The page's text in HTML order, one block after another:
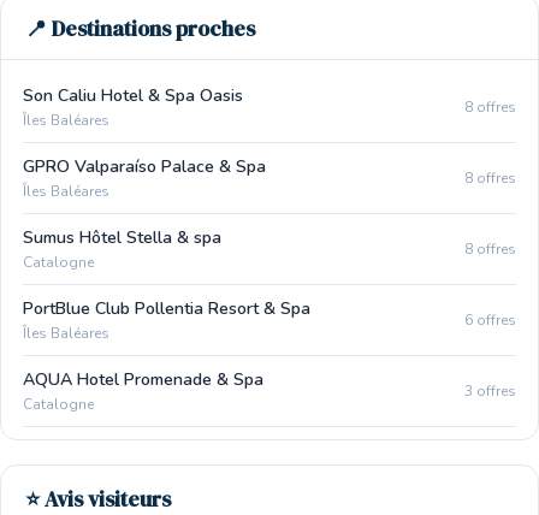
📍 Destinations proches
Son Caliu Hotel & Spa Oasis
Îles Baléares
8 offres
GPRO Valparaíso Palace & Spa
Îles Baléares
8 offres
Sumus Hôtel Stella & spa
Catalogne
8 offres
PortBlue Club Pollentia Resort & Spa
Îles Baléares
6 offres
AQUA Hotel Promenade & Spa
Catalogne
3 offres
⭐ Avis visiteurs